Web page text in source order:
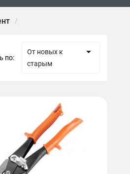
по:
От новых к
старым
